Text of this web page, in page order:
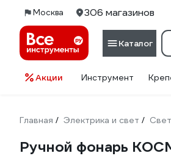
Москва 306 магазинов
Каталог
Акции Инструмент
Главная / Электрика и свет /
Ручной фонарь